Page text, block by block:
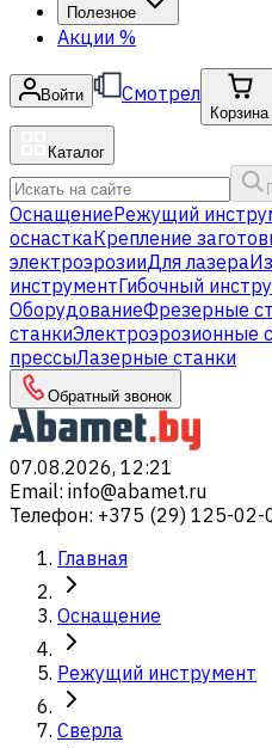
Полезное
Акции %
Войти Смотрел
Корзина
Каталог
ОснащениеРежущий
оснасткаКрепление
электроэрозииДля лазера
инструментГибочный
ОборудованиеФрезерные
станкиЭлектроэрозионные
прессыЛазерные станки
Обратный звонок
07.08.2026, 12:21
Email: info@abamet.ru
Телефон: +375 (29) 125-02-
Главная
Оснащение
Режущий инструмент
Сверла